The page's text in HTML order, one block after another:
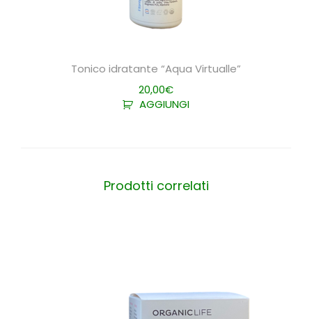
Tonico idratante “Aqua Virtualle”
20,00€
AGGIUNGI
Prodotti correlati